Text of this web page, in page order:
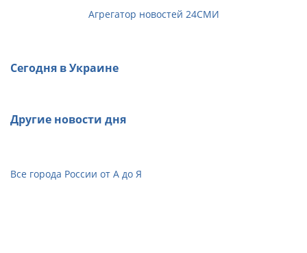
Агрегатор новостей 24СМИ
Сегодня в Украине
Другие новости дня
Все города России от А до Я